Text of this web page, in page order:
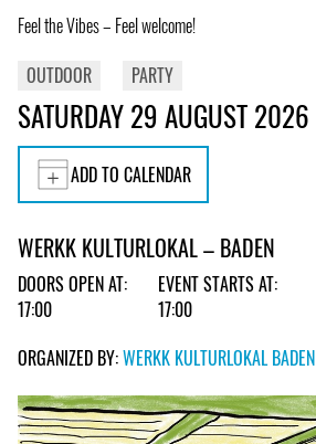
Feel the Vibes – Feel welcome!
OUTDOOR
PARTY
SATURDAY 29 AUGUST 2026
ADD TO CALENDAR
WERKK KULTURLOKAL – BADEN
DOORS OPEN AT:
17:00
EVENT STARTS AT:
17:00
ORGANIZED BY:WERKK KULTURLOKAL BADEN